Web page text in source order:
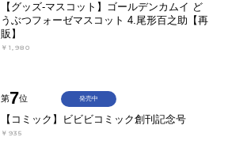
【グッズ-マスコット】ゴールデンカムイ ど
うぶつフォーゼマスコット 4.尾形百之助【再
販】
￥1,980
第7位
【コミック】ビビビコミック創刊記念号
￥935
発売中